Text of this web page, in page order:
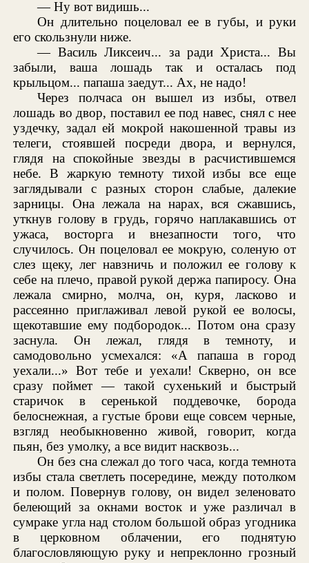
— Ну вот видишь...
Он длительно поцеловал ее в губы, и руки
его скользнули ниже.
— Василь Ликсеич... за ради Христа... Вы
забыли, ваша лошадь так и осталась под
крыльцом... папаша заедут... Ах, не надо!
Через полчаса он вышел из избы, отвел
лошадь во двор, поставил ее под навес, снял с нее
уздечку, задал ей мокрой накошенной травы из
телеги, стоявшей посреди двора, и вернулся,
глядя на спокойные звезды в расчистившемся
небе. В жаркую темноту тихой избы все еще
заглядывали с разных сторон слабые, далекие
зарницы. Она лежала на нарах, вся сжавшись,
уткнув голову в грудь, горячо наплакавшись от
ужаса, восторга и внезапности того, что
случилось. Он поцеловал ее мокрую, соленую от
слез щеку, лег навзничь и положил ее голову к
себе на плечо, правой рукой держа папиросу. Она
лежала смирно, молча, он, куря, ласково и
рассеянно приглаживал левой рукой ее волосы,
щекотавшие ему подбородок... Потом она сразу
заснула. Он лежал, глядя в темноту, и
самодовольно усмехался: «А папаша в город
уехали...» Вот тебе и уехали! Скверно, он все
сразу поймет — такой сухенький и быстрый
старичок в серенькой поддевочке, борода
белоснежная, а густые брови еще совсем черные,
взгляд необыкновенно живой, говорит, когда
пьян, без умолку, а все видит насквозь...
Он без сна слежал до того часа, когда темнота
избы стала светлеть посередине, между потолком
и полом. Повернув голову, он видел зеленовато
белеющий за окнами восток и уже различал в
сумраке угла над столом большой образ угодника
в церковном облачении, его поднятую
благословляющую руку и непреклонно грозный